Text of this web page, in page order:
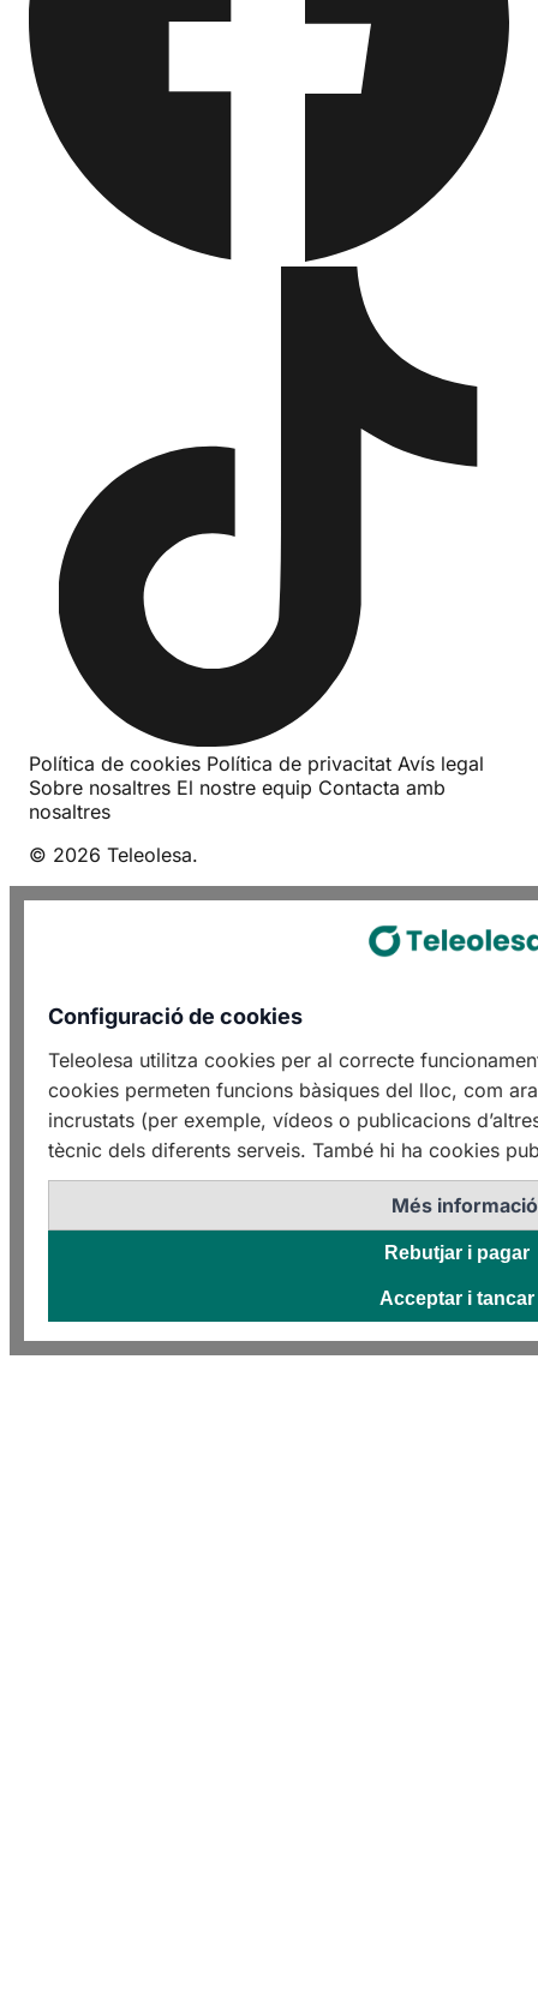
Política de cookies Política de privacitat Avís legal
Sobre nosaltres El nostre equip Contacta amb
nosaltres
© 2026 Teleolesa.
Configuració de cookies
Teleolesa utilitza cookies per al correcte
cookies permeten funcions bàsiques del lloc, com
incrustats (per exemple, vídeos o publicacions
tècnic dels diferents serveis. També hi ha cookies
Més
Rebutjar i pagar
Acceptar i tancar